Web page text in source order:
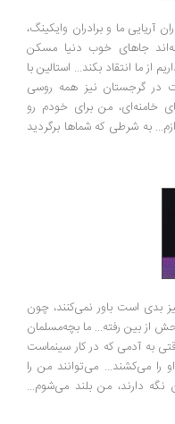
ما و برادران وایکینگ،
خوب دنیا مسکن
بکند... استالین با
نیز همه روسی
من برای خودم رو
شرطی که شماها برگردید
باور نمی‌کنند، چون
رفته... ما بچه‌مسلمان
که در کار سینماست
می‌توانند من را
من بلند می‌شوم...